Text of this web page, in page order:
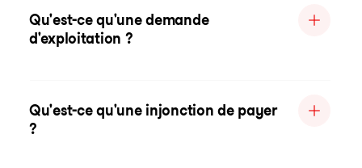
Qu'est-ce qu'une demande
d'exploitation ?
Qu'est-ce qu'une injonction de payer
?